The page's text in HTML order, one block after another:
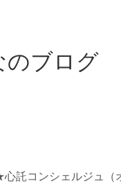
のブログ
託コンシェルジュ（